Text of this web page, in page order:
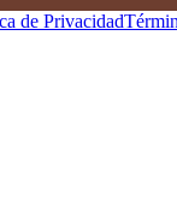
de Privacidad